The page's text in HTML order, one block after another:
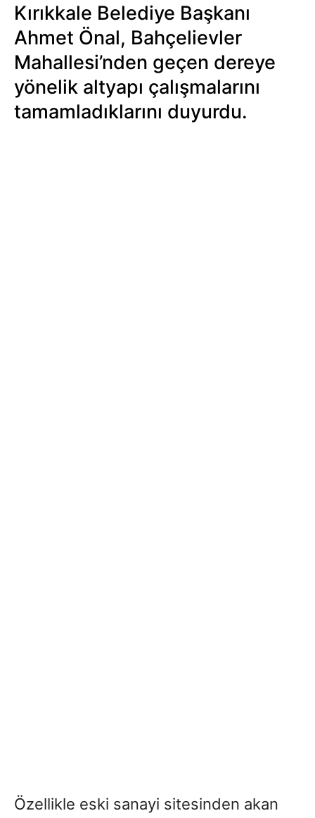
Kırıkkale Belediye Başkanı
Ahmet Önal, Bahçelievler
Mahallesi’nden geçen dereye
yönelik altyapı çalışmalarını
tamamladıklarını duyurdu.
Özellikle eski sanayi sitesinden akan